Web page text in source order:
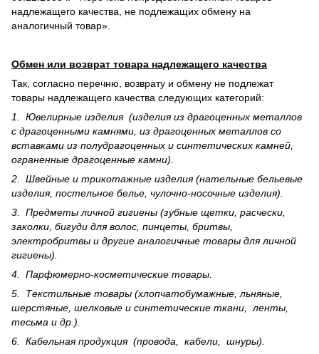
надлежащего качества, не подлежащих обмену на
аналогичный товар».
Обмен или возврат товара надлежащего качества
Так, согласно перечню, возврату и обмену не подлежат
товары надлежащего качества следующих категорий:
1. Ювелирные изделия (изделия из драгоценных металлов
с драгоценными камнями, из драгоценных металлов со
вставками из полудрагоценных и синте­тических камней,
ограненные драгоценные камни).
2. Швейные и трикотажные изделия (нательные бельевые
изделия, постельное белье, чулочно-носочные изделия).
3. Предметы личной гигиены (зубные щетки, расчески,
заколки, бигуди для волос, пинцеты, бритвы,
электробритвы и другие аналогичные товары для личной
гигиены).
4. Парфюмерно-косметические товары.
5. Текстильные товары (хлопчатобумажные, льняные,
шерс­тя­ные, шелковые и синтетические ткани, ленты,
тесьма и др.).
6. Кабельная продукция (провода, кабели, шнуры).